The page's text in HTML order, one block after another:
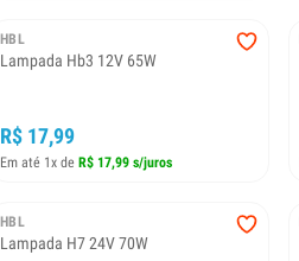
HBL
Lampada Hb3 12V 65W
R$ 17,99
Em até 1x de R$ 17,99 s/juros
HBL
Lampada H7 24V 70W